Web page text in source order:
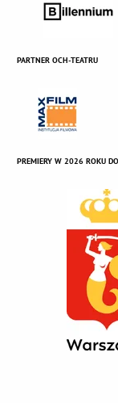
PARTNER OCH-TEATRU
PREMIERY W 2026 ROKU